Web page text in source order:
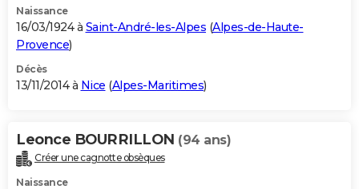
Naissance
16/03/1924 à Saint-André-les-Alpes (Alpes-de-Haute-
Provence)
Décès
13/11/2014 à Nice (Alpes-Maritimes)
Leonce BOURRILLON (94 ans)
Créer une cagnotte obsèques
Naissance